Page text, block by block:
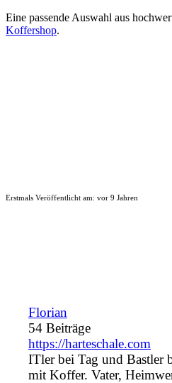
Eine passende Auswahl aus
Koffershop.
Erstmals Veröffentlicht am: vor 9 Jahren
Florian
54 Beiträge
https://harteschale.com
ITler bei Tag und Bastler
mit Koffer. Vater,